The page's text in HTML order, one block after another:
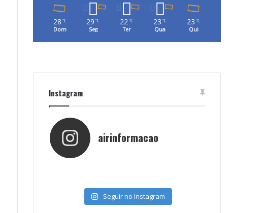
28 ℃
Dom
29 ℃
Seg
22℃
Ter
23 ℃
Qua
23 ℃
Qui
Instagram
airinformacao
Seguir no Instagram